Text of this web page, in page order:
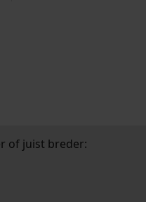
of juist breder: